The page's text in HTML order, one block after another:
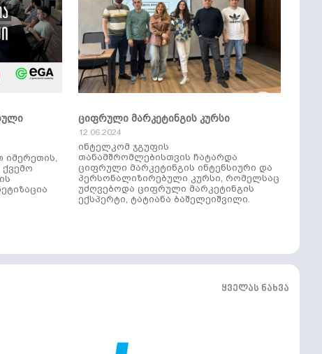
იმერეთის,
ციფრული მარკეტინგის კურსი
12.06.2024
ინტელკომ ჯგუფის
თანამშრომლებისთვის ჩატარდა
ციფრული მარკეტინგის ინტენსიური და
პერსონალიზირებული კურსი, რომელსაც
უძღვებოდა ციფრული მარკეტინგის
ექსპერტი, ტატიანა ბაშელეიშვილი.
ყველას ნახვა